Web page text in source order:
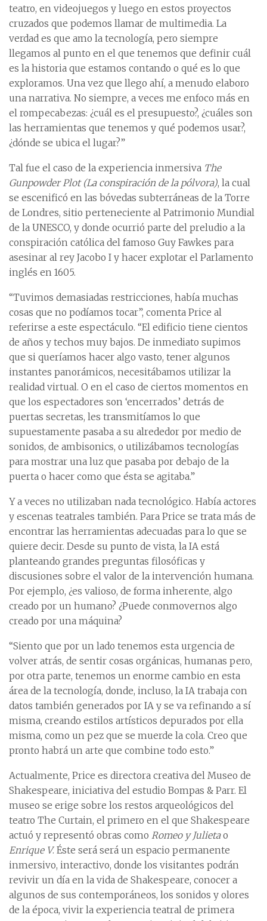
teatro, en videojuegos y luego en estos proyectos
cruzados que podemos llamar de multimedia. La
verdad es que amo la tecnología, pero siempre
llegamos al punto en el que tenemos que definir cuál
es la historia que estamos contando o qué es lo que
exploramos. Una vez que llego ahí, a menudo elaboro
una narrativa. No siempre, a veces me enfoco más en
el rompecabezas: ¿cuál es el presupuesto?, ¿cuáles son
las herramientas que tenemos y qué podemos usar?,
¿dónde se ubica el lugar?”
Tal fue el caso de la experiencia inmersiva The
Gunpowder Plot (La conspiración de la pólvora), la cual
se escenificó en las bóvedas subterráneas de la Torre
de Londres, sitio perteneciente al Patrimonio Mundial
de la UNESCO, y donde ocurrió parte del preludio a la
conspiración católica del famoso Guy Fawkes para
asesinar al rey Jacobo I y hacer explotar el Parlamento
inglés en 1605.
“Tuvimos demasiadas restricciones, había muchas
cosas que no podíamos tocar”, comenta Price al
referirse a este espectáculo. “El edificio tiene cientos
de años y techos muy bajos. De inmediato supimos
que si queríamos hacer algo vasto, tener algunos
instantes panorámicos, necesitábamos utilizar la
realidad virtual. O en el caso de ciertos momentos en
que los espectadores son ‘encerrados’ detrás de
puertas secretas, les transmitíamos lo que
supuestamente pasaba a su alrededor por medio de
sonidos, de ambisonics, o utilizábamos tecnologías
para mostrar una luz que pasaba por debajo de la
puerta o hacer como que ésta se agitaba.”
Y a veces no utilizaban nada tecnológico. Había actores
y escenas teatrales también. Para Price se trata más de
encontrar las herramientas adecuadas para lo que se
quiere decir. Desde su punto de vista, la IA está
planteando grandes preguntas filosóficas y
discusiones sobre el valor de la intervención humana.
Por ejemplo, ¿es valioso, de forma inherente, algo
creado por un humano? ¿Puede conmovernos algo
creado por una máquina?
“Siento que por un lado tenemos esta urgencia de
volver atrás, de sentir cosas orgánicas, humanas pero,
por otra parte, tenemos un enorme cambio en esta
área de la tecnología, donde, incluso, la IA trabaja con
datos también generados por IA y se va refinando a sí
misma, creando estilos artísticos depurados por ella
misma, como un pez que se muerde la cola. Creo que
pronto habrá un arte que combine todo esto.”
Actualmente, Price es directora creativa del Museo de
Shakespeare, iniciativa del estudio Bompas & Parr. El
museo se erige sobre los restos arqueológicos del
teatro The Curtain, el primero en el que Shakespeare
actuó y representó obras como Romeo y Julietao
Enrique V. Éste será será un espacio permanente
inmersivo, interactivo, donde los visitantes podrán
revivir un día en la vida de Shakespeare, conocer a
algunos de sus contemporáneos, los sonidos y olores
de la época, vivir la experiencia teatral de primera